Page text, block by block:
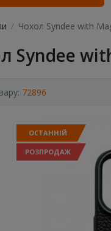
Чохол Syndee with
Syndee
72896
ОСТАННІЙ
РОЗПРОДАЖ